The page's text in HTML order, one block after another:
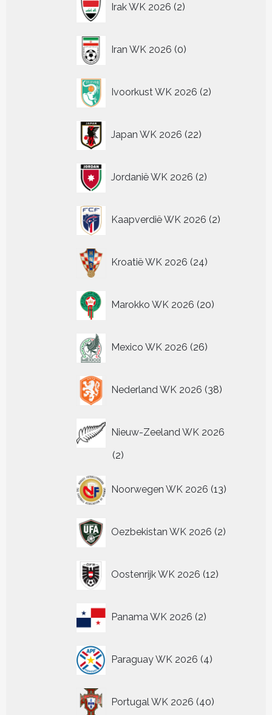
Irak WK 2026 2
producten
Iran WK 2026 0
producten
Ivoorkust WK 2026 2
producten
Japan WK 2026 22
producten
Jordanië WK 2026 2
producten
Kaapverdië WK 2026 2
producten
Kroatië WK 2026 24
producten
Marokko WK 2026 20
producten
Mexico WK 2026 26
producten
Nederland WK 2026 38
producten
Nieuw-Zeeland WK 2026
22
Noorwegen WK 2026 13
producten
Oezbekistan WK 2026 2
producten
Oostenrijk WK 2026 12
producten
Panama WK 2026 2
producten
Paraguay WK 2026 4
producten
Portugal WK 2026 40
producten